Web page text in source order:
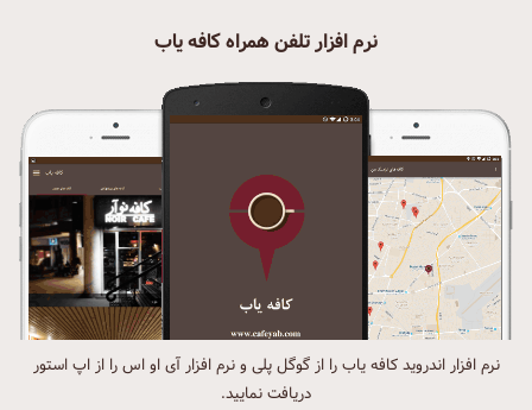
نرم افزار تلفن همراه کافه یاب
نرم افزار اندروید کافه یاب را از گوگل پلی و نرم افزار آی او اس را از اپ استور
دریافت نمایید.